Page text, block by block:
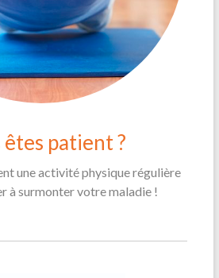
êtes patient ?
une activité physique régulière
à surmonter votre maladie !